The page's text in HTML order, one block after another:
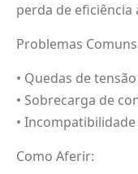
perda de
Problemas
• Quedas de
• Sobrecarga de
•
Como Aferir: